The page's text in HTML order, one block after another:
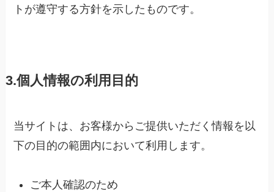
トが遵守する方針を示したものです。
3.個人情報の利用目的
当サイトは、お客様からご提供いただく情報を以
下の目的の範囲内において利用します。
ご本人確認のため